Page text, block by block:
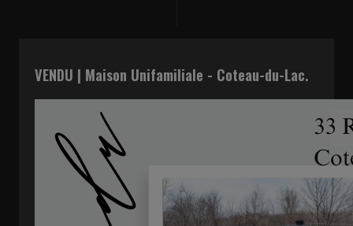
VENDU | Maison Unifamiliale - Coteau-du-Lac.